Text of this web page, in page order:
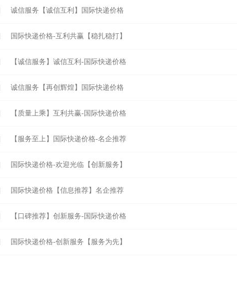
诚信服务【诚信互利】国际快递价格
国际快递价格-互利共赢【稳扎稳打】
【诚信服务】诚信互利-国际快递价格
诚信服务【再创辉煌】国际快递价格
【质量上乘】互利共赢-国际快递价格
【服务至上】国际快递价格-名企推荐
国际快递价格-欢迎光临【创新服务】
国际快递价格【信息推荐】名企推荐
【口碑推荐】创新服务-国际快递价格
国际快递价格-创新服务【服务为先】